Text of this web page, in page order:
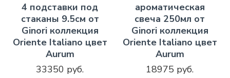
4 подставки под
стаканы 9.5см от
Ginori коллекция
Oriente Italiano цвет
Aurum
33350 руб.
ароматическая
свеча 250мл от
Ginori коллекция
Oriente Italiano цвет
Aurum
18975 руб.